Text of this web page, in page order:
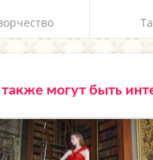
могут быть